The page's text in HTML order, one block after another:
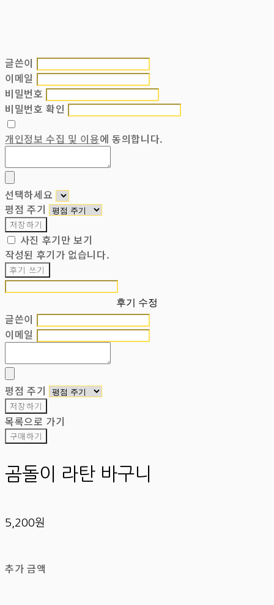
글쓴이
이메일
비밀번호
비밀번호 확인
개인정보 수집 및 이용에 동의합니다.
선택하세요
평점 주기
저장하기
사진 후기만 보기
작성된 후기가 없습니다.
후기 쓰기
후기 수정
글쓴이
이메일
평점 주기
저장하기
목록으로 가기
구매하기
곰돌이 라탄 바구니
5,200원
추가 금액